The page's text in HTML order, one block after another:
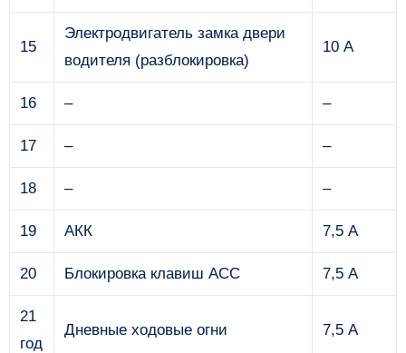
15
Электродвигатель замка двери
водителя (разблокировка)
10 А
16 – –
17 – –
18 – –
19 АКК 7,5 А
20 Блокировка клавиш ACC 7,5 А
21
год
Дневные ходовые огни 7,5 А